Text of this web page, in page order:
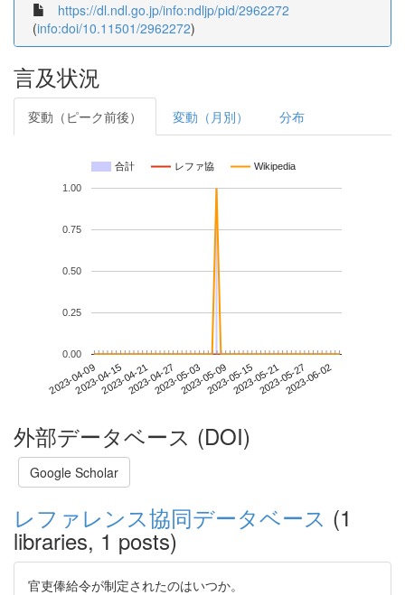
https://dl.ndl.go.jp/info:ndljp/pid/2962272
(info:doi/10.11501/2962272)
言及状況
変動（ピーク前後） 変動（月別） 分布
合計 レファ協 Wikipedia
2023-04-092023-04-152023-04-212023-04-272023-05-032023-05-092023-05-152023-05-212023-05-272023-06-02
0.00
0.25
0.50
0.75
1.00
外部データベース (DOI)
Google Scholar
レファレンス協同データベース (1
libraries, 1 posts)
官吏俸給令が制定されたのはいつか。